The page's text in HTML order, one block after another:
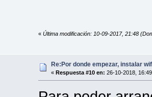
« Última modificación: 10-09-2017, 21:48
Re:Por donde empezar, instalar
« Respuesta #10 en: 26-10-2018,